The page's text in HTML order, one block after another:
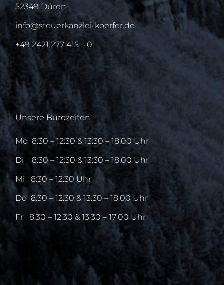
52349 Düren
info@steuerkanzlei-koerfer.de
+49 2421 277 415 – 0
Unsere Bürozeiten
Mo8:30 – 12:30 & 13:30 – 18:00 Uhr
Di8:30 – 12:30 & 13:30 – 18:00 Uhr
Mi8:30 – 12:30 Uhr
Do8:30 – 12:30 & 13:30 – 18:00 Uhr
Fr8:30 – 12:30 & 13:30 – 17:00 Uhr